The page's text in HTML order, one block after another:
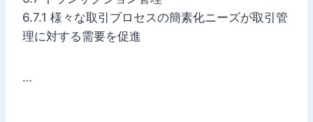
6.7.1 様々な取引プロセスの簡素化ニーズが取引管
理に対する需要を促進
…